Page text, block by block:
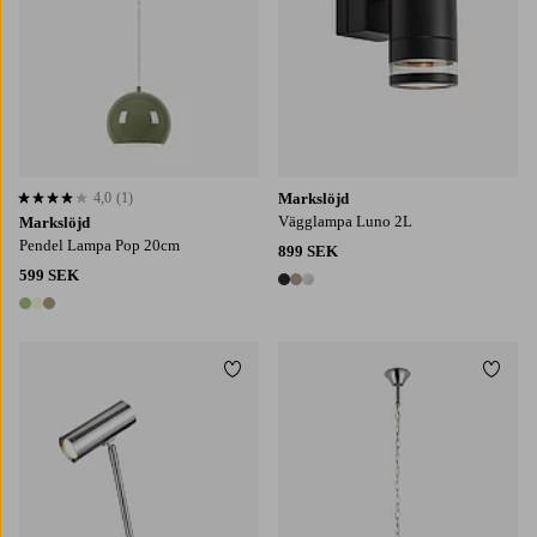
Markslöjd
Pendel Lampa Pop 20cm
599 SEK
3 färger
4,0 baserat på 1 st betyg
4,0 (1)
Markslöjd
Vägglampa Luno 2L
899 SEK
3 färger
Lägg till i favoriter